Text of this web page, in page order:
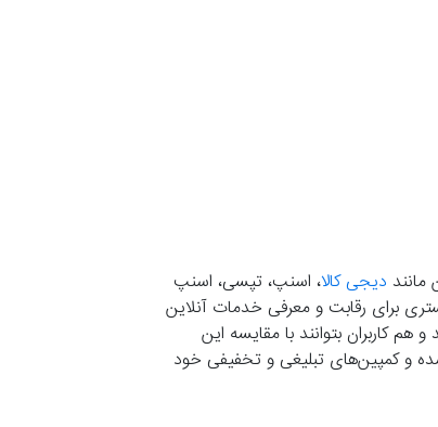
مانند دیجی کالا، اسنپ، تپسی، اسنپ
برای رقابت و معرفی خدمات آنلاین
کاربران بتوانند با مقایسه این
شده و کمپین‌های تبلیغی و تخفیفی خود